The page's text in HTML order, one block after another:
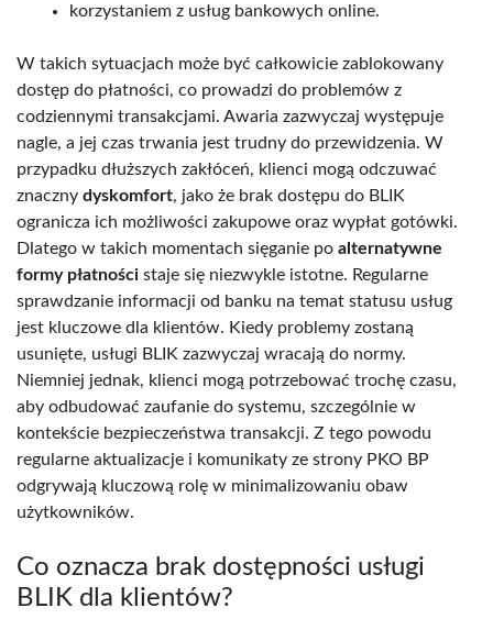
korzystaniem z usług bankowych online.
W takich sytuacjach może być całkowicie zablokowany
dostęp do płatności, co prowadzi do problemów z
codziennymi transakcjami. Awaria zazwyczaj występuje
nagle, a jej czas trwania jest trudny do przewidzenia. W
przypadku dłuższych zakłóceń, klienci mogą odczuwać
znaczny dyskomfort, jako że brak dostępu do BLIK
ogranicza ich możliwości zakupowe oraz wypłat gotówki.
Dlatego w takich momentach sięganie po alternatywne
formy płatności staje się niezwykle istotne. Regularne
sprawdzanie informacji od banku na temat statusu usług
jest kluczowe dla klientów. Kiedy problemy zostaną
usunięte, usługi BLIK zazwyczaj wracają do normy.
Niemniej jednak, klienci mogą potrzebować trochę czasu,
aby odbudować zaufanie do systemu, szczególnie w
kontekście bezpieczeństwa transakcji. Z tego powodu
regularne aktualizacje i komunikaty ze strony PKO BP
odgrywają kluczową rolę w minimalizowaniu obaw
użytkowników.
Co oznacza brak dostępności usługi
BLIK dla klientów?